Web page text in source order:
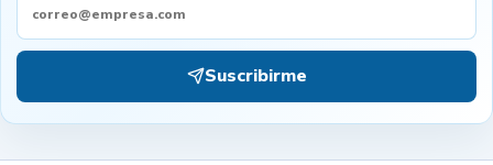
Suscribirme